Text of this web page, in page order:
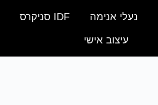
נעלי אנימה IDF סניקרס
עיצוב אישי